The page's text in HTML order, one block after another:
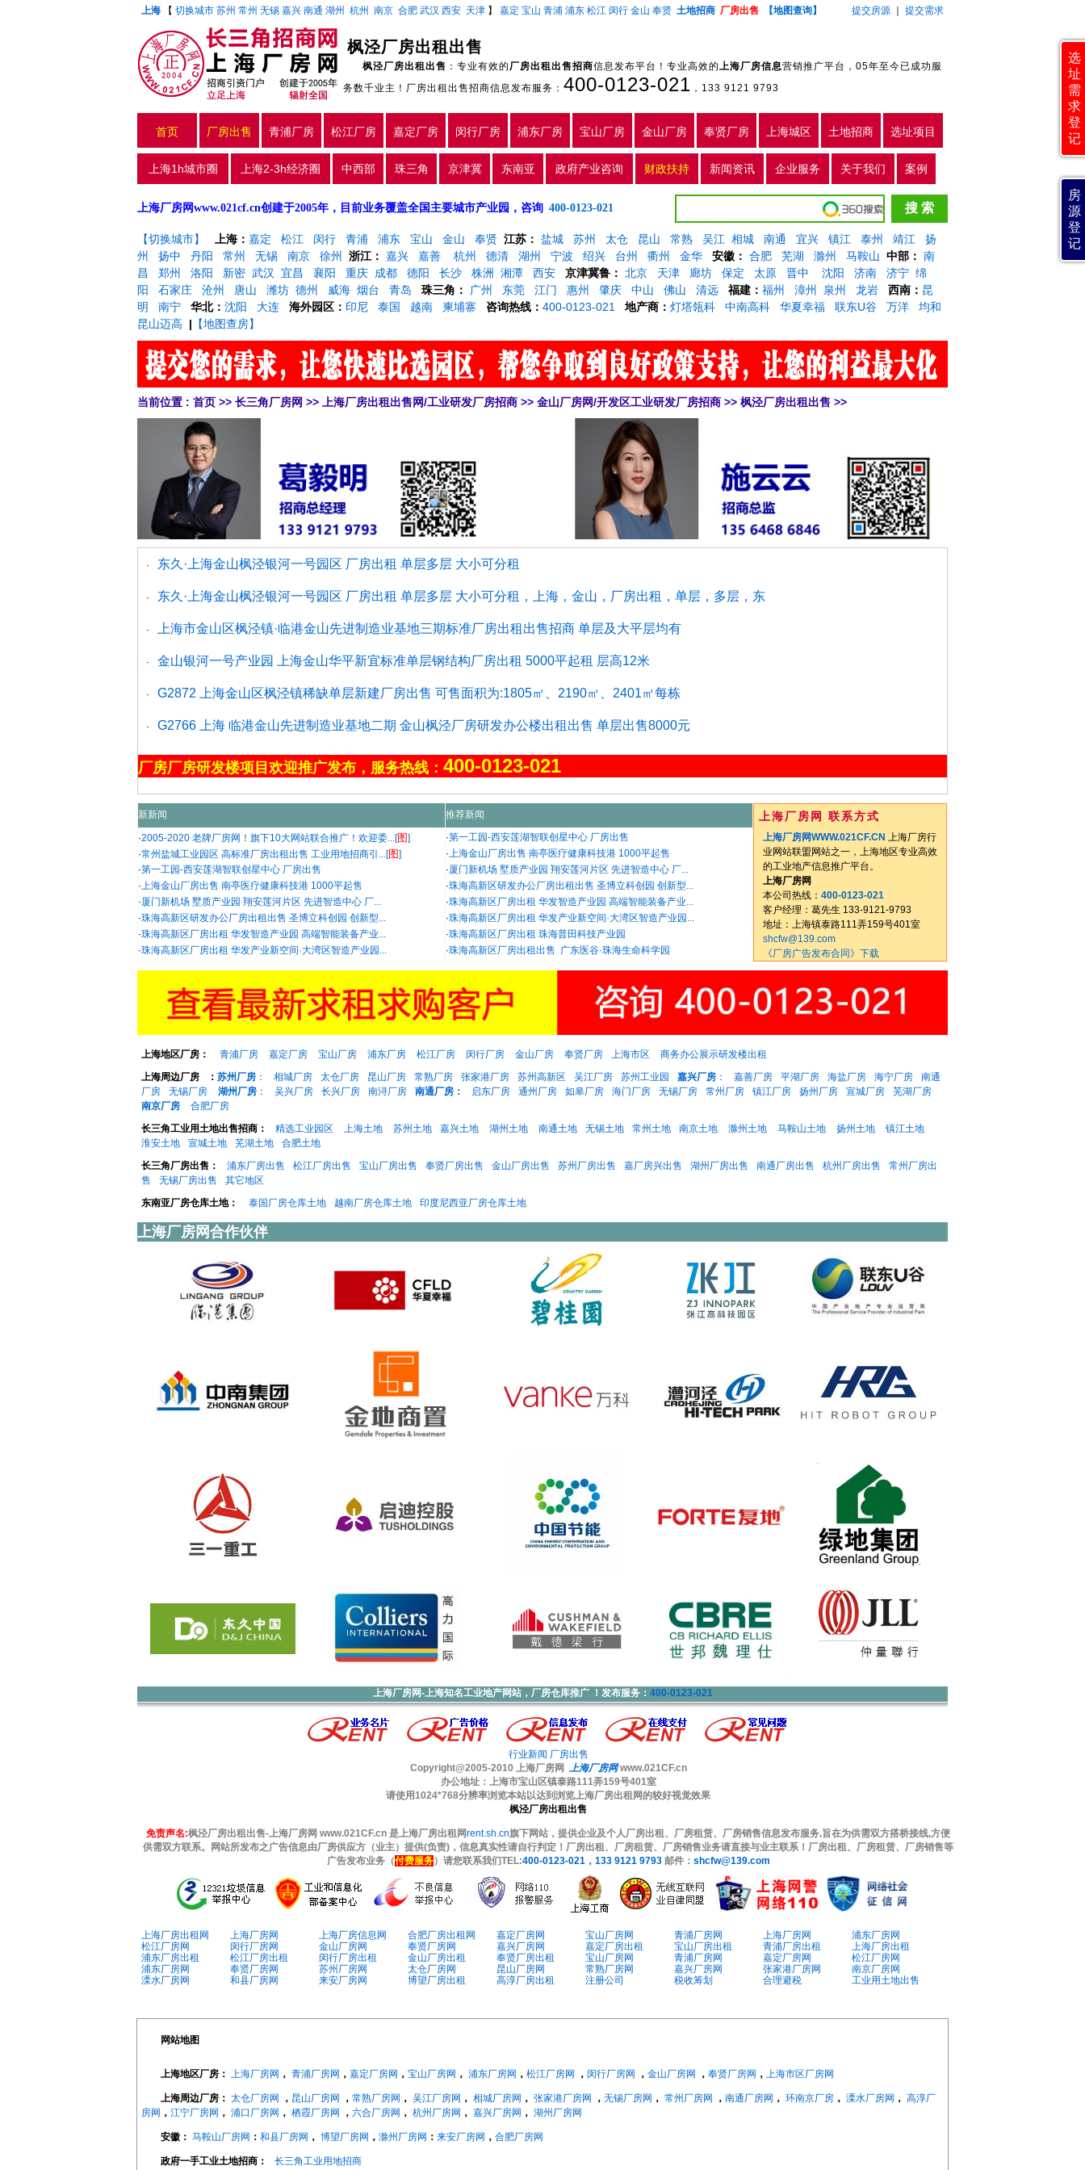
上海 【 切换城市 苏州 常州 无锡 嘉兴 南通 湖州 杭州 南京 合肥 武汉 西安 天津 】 嘉定 宝山 青浦 浦东 松江 闵行 金山 奉贤 土地招商 厂房出售 【地图查询】 提交房源 提交需求
枫泾厂房出租出售
枫泾厂房出租出售 ：专业有效的厂房出租出售招商信息发布平台！专业高效的上海厂房信息营销推广平台，05年至今已成功服
务数千业主！厂房出租出售招商信息发布服务： 400-0123-021 ， 133 9121 9793
首页 厂房出售 青浦厂房 松江厂房 嘉定厂房 闵行厂房 浦东厂房 宝山厂房 金山厂房 奉贤厂房 上海城区 土地招商 选址项目
上海1h城市圈 上海2-3h经济圈 中西部 珠三角 京津冀 东南亚 政府产业咨询 财政扶持 新闻资讯 企业服务 关于我们 案例
上海厂房网www.021cf.cn创建于2005年，目前业务覆盖全国主要城市产业园，咨询 400-0123-021
【切换城市】 上海： 嘉定 松江 闵行 青浦 浦东 宝山 金山 奉贤 江苏： 盐城 苏州 太仓 昆山 常熟 吴江 相城 南通 宜兴 镇江 泰州 靖江
扬
州
扬中 丹阳 常州 无锡 南京 徐州 浙江： 嘉兴 嘉善 杭州 德清 湖州 宁波 绍兴 台州 衢州 金华 安徽： 合肥 芜湖 滁州 马鞍山 中部： 南
昌
郑州 洛阳 新密 武汉 宜昌 襄阳 重庆 成都 德阳 长沙 株洲 湘潭 西安 京津冀鲁： 北京 天津 廊坊 保定 太原 晋中 沈阳 济南 济宁 绵
阳
石家庄 沧州 唐山 潍坊 德州 威海 烟台 青岛 珠三角： 广州 东莞 江门 惠州 肇庆 中山 佛山 清远 福建： 福州 漳州 泉州 龙岩 西南： 昆
明
南宁 华北： 沈阳 大连 海外园区： 印尼 泰国 越南 柬埔寨 咨询热线： 400-0123-021 地产商： 灯塔瓴科 中南高科 华夏幸福 联东U谷 万洋
均和
昆山迈高
| 【地图查房】
当前位置 : 首页 >> 长三角厂房网 >> 上海厂房出租出售网/工业研发厂房招商 >> 金山厂房网/开发区工业研发厂房招商 >> 枫泾厂房出租出售 >>
· 东久·上海金山枫泾银河一号园区 厂房出租 单层多层 大小可分租
· 东久·上海金山枫泾银河一号园区 厂房出租 单层多层 大小可分租，上海，金山，厂房出租，单层，多层，东
· 上海市金山区枫泾镇·​临港金山先进制造业基地三期标准厂房出租出售招商 单层及大平层均有
· 金山银河一号产业园 上海金山华平新宜标准单层钢结构厂房出租 5000平起租 层高12米
· G2872 上海金山区枫泾镇稀缺单层新建厂房出售 可售面积为:1805㎡、2190㎡、2401㎡每栋
· ​G2766 上海 临港金山先进制造业基地二期 金山枫泾厂房研发办公楼出租出售 单层出售8000元
厂房厂房研发楼项目欢迎推广发布，服务热线： 400-0123-021
新新闻 推荐新闻 上海厂房网 联系方式
上海厂房网WWW.021CF.CN 上海厂房行
业网站联盟网站之一，上海地区专业高效
的工业地产信息推广平台。
上海厂房网
本公司热线： 400-0123-021
客户经理：葛先生 133-9121-9793
地址：上海镇泰路111弄159号401室
shcfw@139.com
《厂房广告发布合同》下载
·2005-2020 老牌厂房网！旗下10大网站联合推广！欢迎委...[图]
·常州盐城工业园区 高标准厂房出租出售 工业用地招商引...[图]
·第一工园-西安莲湖智联创星中心 厂房出售
·上海金山厂房出售 南亭医疗健康科技港 1000平起售
·厦门新机场 墅质产业园 翔安莲河片区 先进智造中心 厂...
·珠海高新区研发办公厂房出租出售 圣博立科创园 创新型...
·珠海高新区厂房出租 华发智造产业园 高端智能装备产业...
·珠海高新区厂房出租 华发产业新空间·大湾区智造产业园...
·第一工园-西安莲湖智联创星中心 厂房出售
·上海金山厂房出售 南亭医疗健康科技港 1000平起售
·厦门新机场 墅质产业园 翔安莲河片区 先进智造中心 厂...
·珠海高新区研发办公厂房出租出售 圣博立科创园 创新型...
·珠海高新区厂房出租 华发智造产业园 高端智能装备产业...
·珠海高新区厂房出租 华发产业新空间·大湾区智造产业园...
·珠海高新区厂房出租 珠海普田科技产业园
·珠海高新区厂房出租出售 广东医谷·珠海生命科学园
上海地区厂房： 青浦厂房 嘉定厂房 宝山厂房 浦东厂房 松江厂房 闵行厂房 金山厂房 奉贤厂房 上海市区
商务办公展示研发楼出租
上海周边厂房
： 苏州厂房 ： 相城厂房 太仓厂房 昆山厂房 常熟厂房 张家港厂房 苏州高新区 吴江厂房 苏州工业园 嘉兴厂房 ： 嘉善厂房 平湖厂房 海盐厂房 海宁厂房
南通
厂房
无锡厂房 湖州厂房 ： 吴兴厂房 长兴厂房 南浔厂房 南通厂房： 启东厂房 通州厂房 如皋厂房 海门厂房 无锡厂房 常州厂房 镇江厂房 扬州厂房 宣城厂房
芜湖厂房
南京厂房
合肥厂房
长三角工业用土地出售招商：
精选工业园区 上海土地 苏州土地 嘉兴土地 湖州土地 南通土地 无锡土地 常州土地 南京土地 滁州土地 马鞍山土地 扬州土地
镇江土地
淮安土地
宣城土地 芜湖土地
合肥土地
长三角厂房出售：
浦东厂房出售 松江厂房出售 宝山厂房出售 奉贤厂房出售 金山厂房出售 苏州厂房出售 嘉厂房兴出售 湖州厂房出售 南通厂房出售 杭州厂房出售
常州厂房出
售
无锡厂房出售
其它地区
东南亚厂房仓库土地：
泰国厂房仓库土地 越南厂房仓库土地 印度尼西亚厂房仓库土地
上海厂房网合作伙伴
上海厂房网-上海知名工业地产网站，厂房仓库推广 ！发布服务： 400-0123-021
行业新闻 厂房出售
Copyright@2005-2010 上海厂房网 上海厂房网www.021CF.cn
办公地址：上海市宝山区镇泰路111弄159号401室
请使用1024*768分辨率浏览本站以达到浏览上海厂房出租网的较好视觉效果
枫泾厂房出租出售
免责声名:枫泾厂房出租出售-上海厂房网 www.021CF.cn 是上海厂房出租网rent.sh.cn旗下网站，提供企业及个人厂房出租、厂房租赁、厂房销售信息发布服务,旨在为供需双方搭桥接线,方便
供需双方联系。网站所发布之广告信息由厂房供应方（业主）提供(负责)，信息真实性请自行判定！厂房出租、厂房租赁、厂房销售业务请直接与业主联系！厂房出租、厂房租赁、厂房销售等
广告发布业务（付费服务）请您联系我们TEL:400-0123-021，133 9121 9793 邮件： shcfw@139.com
上海厂房出租网 上海厂房网 上海厂房信息网 合肥厂房出租网 嘉定厂房网 宝山厂房网 青浦厂房网 上海厂房网
浦东厂房网
松江厂房网
闵行厂房网 金山厂房网 奉贤厂房网 嘉兴厂房网 嘉定厂房出租 宝山厂房出租 青浦厂房出租
上海厂房出租
浦东厂房出租
松江厂房出租 闵行厂房出租 金山厂房出租 奉贤厂房出租 宝山厂房网 青浦厂房网 嘉定厂房网
松江厂房网
浦东厂房网
奉贤厂房网 苏州厂房网 太仓厂房网 昆山厂房网 常熟厂房网 嘉兴厂房网 张家港厂房网
南京厂房网
溧水厂房网
和县厂房网 来安厂房网 博望厂房出租 高淳厂房出租 注册公司 税收筹划 合理避税 工业用土地出售
网站地图
上海地区厂房： 上海厂房网 ， 青浦厂房网 ， 嘉定厂房网 ， 宝山厂房网 ， 浦东厂房网 ， 松江厂房网 ， 闵行厂房网 ， 金山厂房网 ， 奉贤厂房网 ， 上海市区厂房网
上海周边厂房： 太仓厂房网 ， 昆山厂房网 ， 常熟厂房网 ， 吴江厂房网 ， 相城厂房网 ， 张家港厂房网 ， 无锡厂房网 ， 常州厂房网 ， 南通厂房网 ， 环南京厂房 ， 溧水厂房网 ， 高淳厂
房网 ， 江宁厂房网 ， 浦口厂房网 ， 栖霞厂房网 ， 六合厂房网 ， 杭州厂房网 ， 嘉兴厂房网 ， 湖州厂房网
安徽： 马鞍山厂房网 ： 和县厂房网 ， 博望厂房网 ， 滁州厂房网 ： 来安厂房网 ， 合肥厂房网
政府一手工业土地招商： 长三角工业用地招商
选
址
需
求
登
记
房
源
登
记